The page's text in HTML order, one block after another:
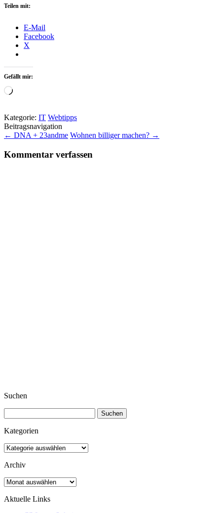
Teilen mit:
E-Mail
Facebook
X
Gefällt mir:
Wird
Kategorie: IT Webtipps
Beitragsnavigation
← DNA + 23andme Wohnen billiger machen? →
Kommentar verfassen
Suchen
nach:
Kategorien
Kategorien
Archiv
Archiv
Aktuelle Links